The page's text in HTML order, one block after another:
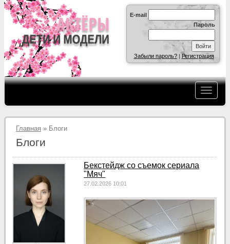
E-mail
Пароль
Забыли пароль?|Регистрация
Главная » Блоги
Блоги
Бекстейдж со съемок сериала
"Мяч"
27.02.2026 10:01